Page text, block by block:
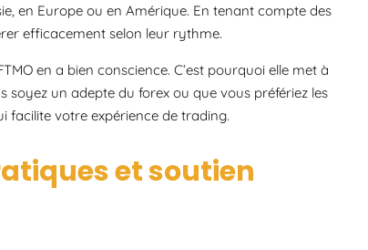
en Europe ou en Amérique. En tenant compte des
efficacement selon leur rythme.
en a bien conscience. C’est pourquoi elle met à
un adepte du forex ou que vous préfériez les
facilite votre expérience de trading.
et soutien